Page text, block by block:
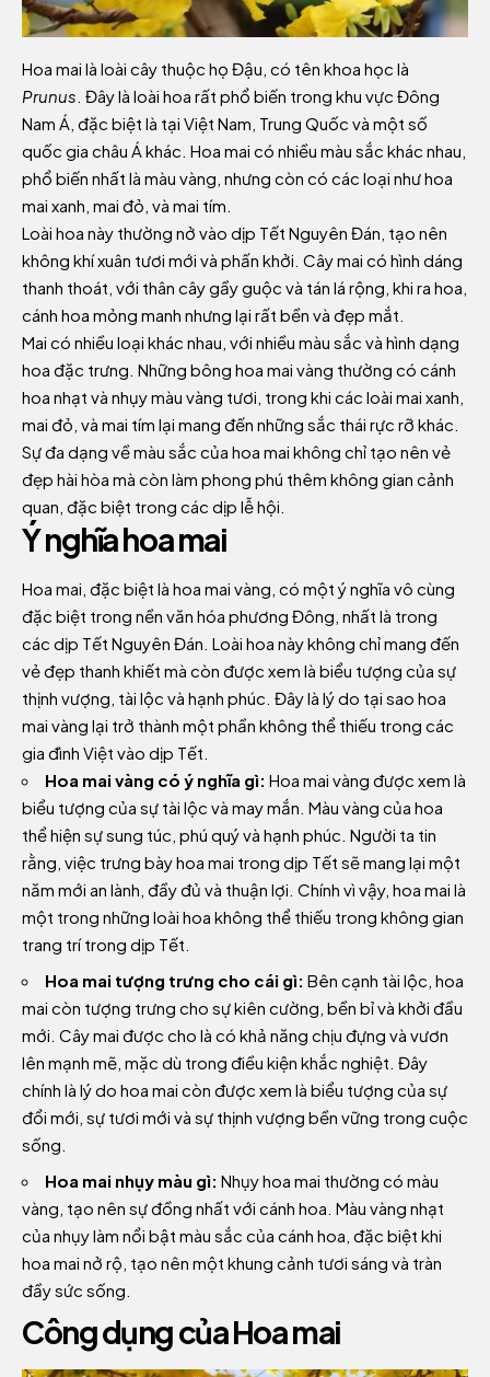
Hoa mai là loài cây thuộc họ Đậu, có tên khoa học là
Prunus . Đây là loài hoa rất phổ biến trong khu vực Đông
Nam Á, đặc biệt là tại Việt Nam, Trung Quốc và một số
quốc gia châu Á khác. Hoa mai có nhiều màu sắc khác nhau,
phổ biến nhất là màu vàng, nhưng còn có các loại như hoa
mai xanh, mai đỏ, và mai tím.
Loài hoa này thường nở vào dịp Tết Nguyên Đán, tạo nên
không khí xuân tươi mới và phấn khởi. Cây mai có hình dáng
thanh thoát, với thân cây gầy guộc và tán lá rộng, khi ra hoa,
cánh hoa mỏng manh nhưng lại rất bền và đẹp mắt.
Mai có nhiều loại khác nhau, với nhiều màu sắc và hình dạng
hoa đặc trưng. Những bông hoa mai vàng thường có cánh
hoa nhạt và nhụy màu vàng tươi, trong khi các loài mai xanh,
mai đỏ, và mai tím lại mang đến những sắc thái rực rỡ khác.
Sự đa dạng về màu sắc của hoa mai không chỉ tạo nên vẻ
đẹp hài hòa mà còn làm phong phú thêm không gian cảnh
quan, đặc biệt trong các dịp lễ hội.
Ý nghĩa hoa mai
Hoa mai, đặc biệt là hoa mai vàng, có một ý nghĩa vô cùng
đặc biệt trong nền văn hóa phương Đông, nhất là trong
các dịp Tết Nguyên Đán. Loài hoa này không chỉ mang đến
vẻ đẹp thanh khiết mà còn được xem là biểu tượng của sự
thịnh vượng, tài lộc và hạnh phúc. Đây là lý do tại sao hoa
mai vàng lại trở thành một phần không thể thiếu trong các
gia đình Việt vào dịp Tết.
Hoa mai vàng có ý nghĩa gì: Hoa mai vàng được xem là
biểu tượng của sự tài lộc và may mắn. Màu vàng của hoa
thể hiện sự sung túc, phú quý và hạnh phúc. Người ta tin
rằng, việc trưng bày hoa mai trong dịp Tết sẽ mang lại một
năm mới an lành, đầy đủ và thuận lợi. Chính vì vậy, hoa mai là
một trong những loài hoa không thể thiếu trong không gian
trang trí trong dịp Tết.
Hoa mai tượng trưng cho cái gì: Bên cạnh tài lộc, hoa
mai còn tượng trưng cho sự kiên cường, bền bỉ và khởi đầu
mới. Cây mai được cho là có khả năng chịu đựng và vươn
lên mạnh mẽ, mặc dù trong điều kiện khắc nghiệt. Đây
chính là lý do hoa mai còn được xem là biểu tượng của sự
đổi mới, sự tươi mới và sự thịnh vượng bền vững trong cuộc
sống.
Hoa mai nhụy màu gì: Nhụy hoa mai thường có màu
vàng, tạo nên sự đồng nhất với cánh hoa. Màu vàng nhạt
của nhụy làm nổi bật màu sắc của cánh hoa, đặc biệt khi
hoa mai nở rộ, tạo nên một khung cảnh tươi sáng và tràn
đầy sức sống.
Công dụng của Hoa mai